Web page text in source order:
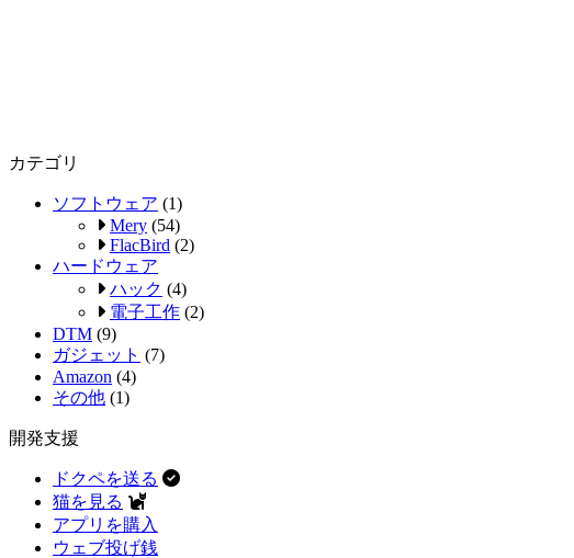
カテゴリ
ソフトウェア (1)
Mery (54)
FlacBird (2)
ハードウェア
ハック (4)
電子工作 (2)
DTM (9)
ガジェット (7)
Amazon (4)
その他 (1)
開発支援
ドクペを送る
猫を見る
アプリを購入
ウェブ投げ銭